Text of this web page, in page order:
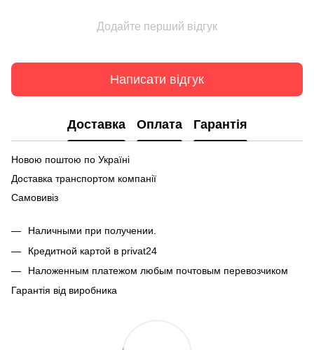
Додайте перший відгук
Написати відгук
Доставка Оплата Гарантія
Новою поштою по Україні
Доставка транспортом компанії
Самовивіз
Наличными при получении.
Кредитной картой в privat24
Наложенным платежом любым почтовым перевозчиком
Гарантія від виробника